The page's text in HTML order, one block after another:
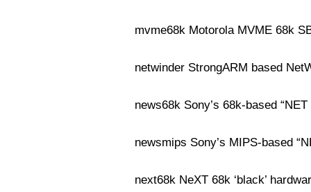
mvme68k Motorola MVME 68k
netwinder StrongARM based
news68k Sony’s 68k-based
newsmips Sony’s MIPS-based
next68k NeXT 68k ‘black’